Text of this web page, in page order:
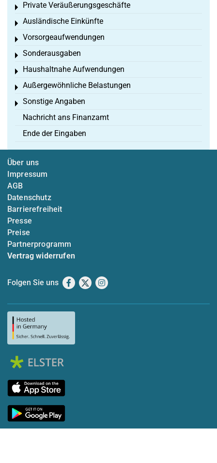
Private Veräußerungsgeschäfte
Toggle menu
Ausländische Einkünfte
Toggle menu
Vorsorgeaufwendungen
Toggle menu
Sonderausgaben
Toggle menu
Haushaltnahe Aufwendungen
Toggle menu
Außergewöhnliche Belastungen
Toggle menu
Sonstige Angaben
Toggle menu
Nachricht ans Finanzamt
Ende der Eingaben
Über uns
Impressum
AGB
Datenschutz
Barrierefreiheit
Presse
Preise
Partnerprogramm
Vertrag widerrufen
Folgen Sie uns Facebook
X Instagram